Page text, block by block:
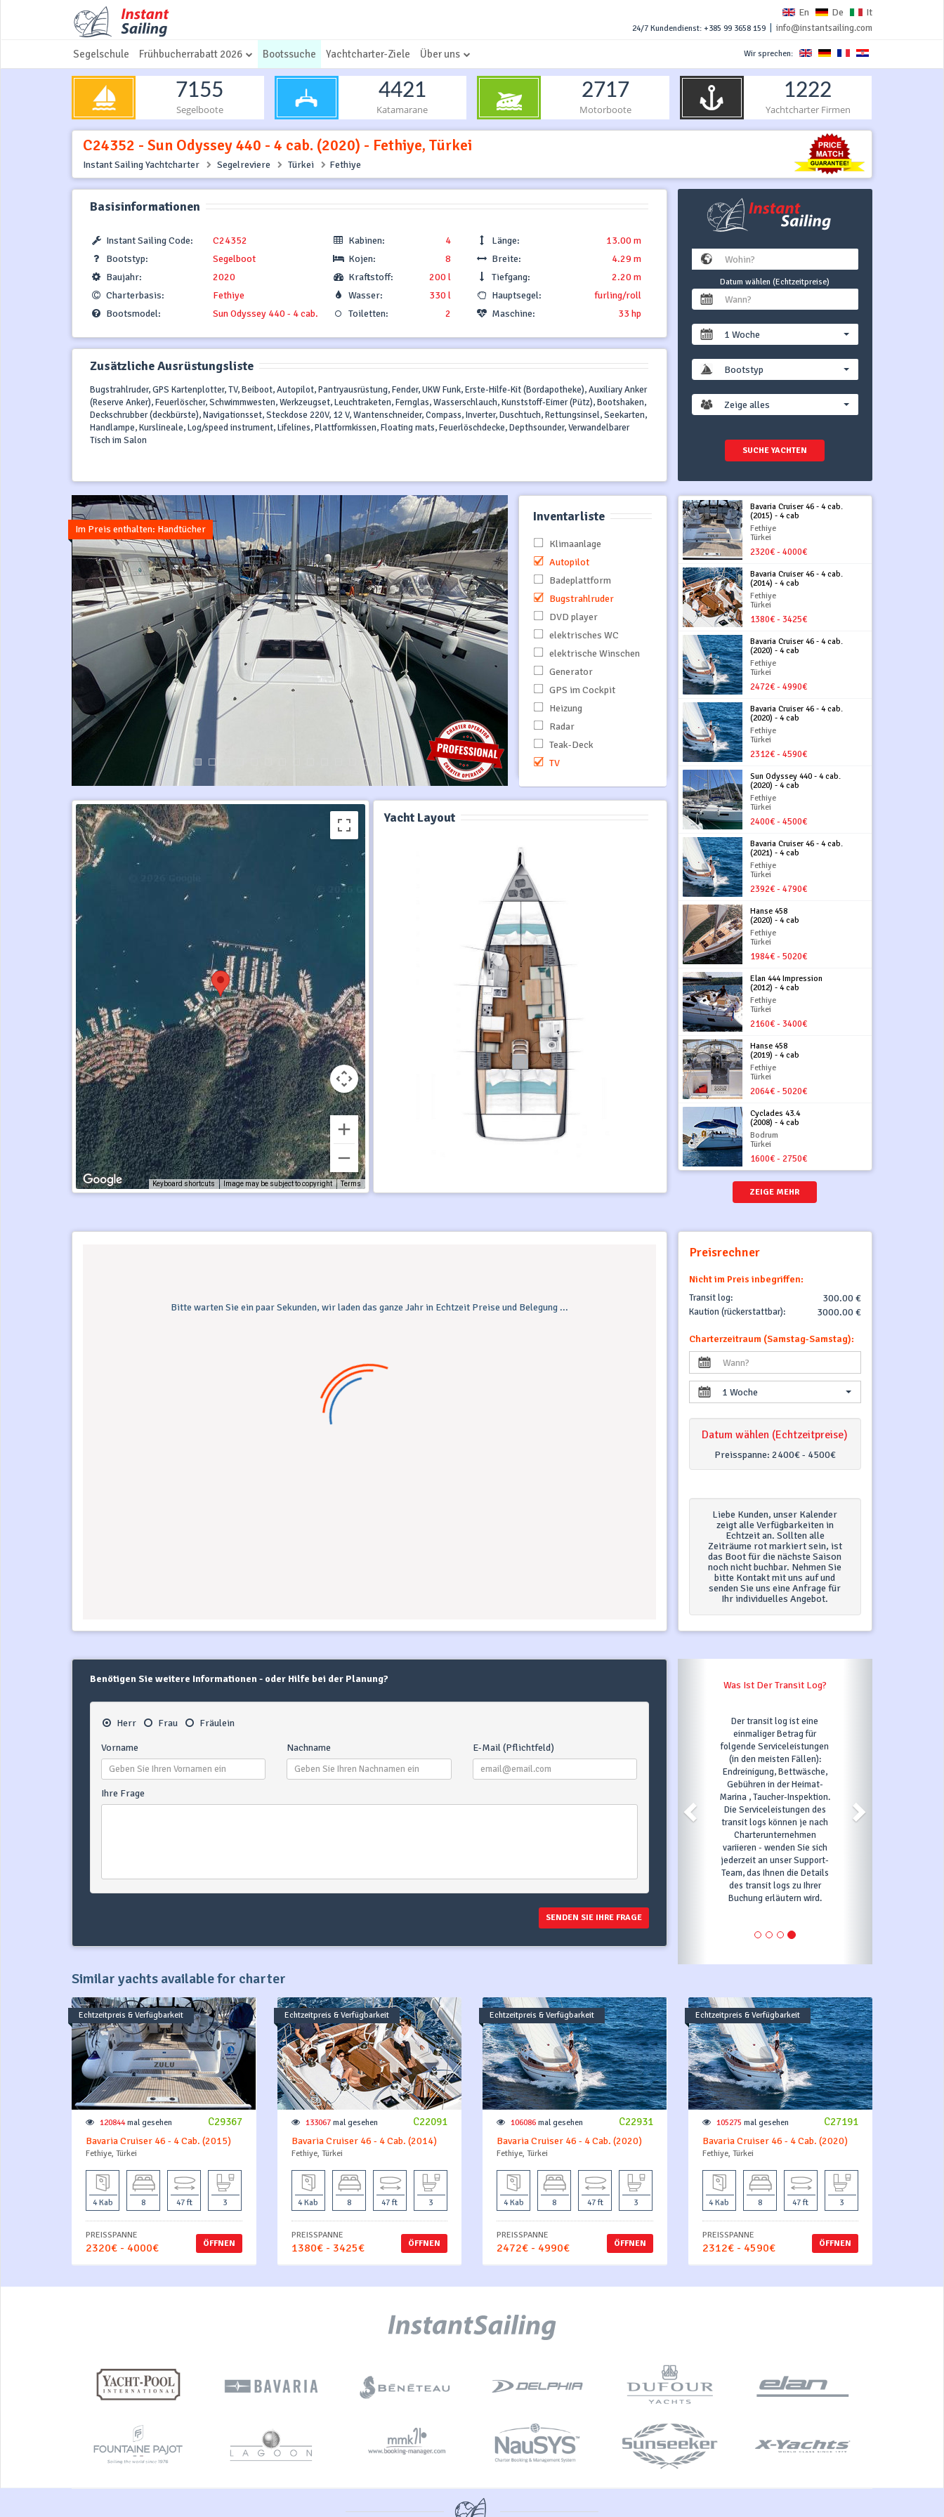
En De It
24/7 Kundendienst: +385 99 3658 159 info@instantsailing.com
Wir sprechen:
Segelschule Frühbucherrabatt 2026 Bootssuche Yachtcharter-Ziele Über uns
7155
Segelboote
4421
Katamarane
2717
Motorboote
1222
Yachtcharter Firmen
C24352 - Sun Odyssey 440 - 4 cab. (2020) - Fethiye, Türkei
Instant Sailing Yachtcharter Segelreviere Türkei Fethiye
Basisinformationen
Instant Sailing Code:
C24352
Bootstyp:
Segelboot
Baujahr:
2020
Charterbasis:
Fethiye
Bootsmodel:
Sun Odyssey 440 - 4 cab.
Kabinen:
4
Kojen:
8
Kraftstoff:
200 l
Wasser:
330 l
Toiletten:
2
Länge:
13.00 m
Breite:
4.29 m
Tiefgang:
2.20 m
Hauptsegel:
furling/roll
Maschine:
33 hp
Zusätzliche Ausrüstungsliste
Bugstrahlruder, GPS Kartenplotter, TV, Beiboot, Autopilot, Pantryausrüstung, Fender, UKW Funk, Erste-Hilfe-Kit (Bordapotheke), Auxiliary Anker
(Reserve Anker), Feuerlöscher, Schwimmwesten, Werkzeugset, Leuchtraketen, Fernglas, Wasserschlauch, Kunststoff-Eimer (Pütz), Bootshaken,
Deckschrubber (deckbürste), Navigationsset, Steckdose 220V, 12 V, Wantenschneider, Compass, Inverter, Duschtuch, Rettungsinsel, Seekarten,
Handlampe, Kurslineale, Log/speed instrument, Lifelines, Plattformkissen, Floating mats, Feuerlöschdecke, Depthsounder, Verwandelbarer
Tisch im Salon
Datum wählen (Echtzeitpreise)
1 Woche
Bootstyp
Zeige alles
SUCHE YACHTEN
Im Preis enthalten: Handtücher
Inventarliste
Klimaanlage
Autopilot
Badeplattform
Bugstrahlruder
DVD player
elektrisches WC
elektrische Winschen
Generator
GPS im Cockpit
Heizung
Radar
Teak-Deck
TV
Keyboard shortcuts Image may be subject to copyright Terms
Yacht Layout
Bavaria Cruiser 46 - 4 cab.
(2015) - 4 cab
Fethiye
Türkei
2320€ - 4000€
Bavaria Cruiser 46 - 4 cab.
(2014) - 4 cab
Fethiye
Türkei
1380€ - 3425€
Bavaria Cruiser 46 - 4 cab.
(2020) - 4 cab
Fethiye
Türkei
2472€ - 4990€
Bavaria Cruiser 46 - 4 cab.
(2020) - 4 cab
Fethiye
Türkei
2312€ - 4590€
Sun Odyssey 440 - 4 cab.
(2020) - 4 cab
Fethiye
Türkei
2400€ - 4500€
Bavaria Cruiser 46 - 4 cab.
(2021) - 4 cab
Fethiye
Türkei
2392€ - 4790€
Hanse 458
(2020) - 4 cab
Fethiye
Türkei
1984€ - 5020€
Elan 444 Impression
(2012) - 4 cab
Fethiye
Türkei
2160€ - 3400€
Hanse 458
(2019) - 4 cab
Fethiye
Türkei
2064€ - 5020€
Cyclades 43.4
(2008) - 4 cab
Bodrum
Türkei
1600€ - 2750€
ZEIGE MEHR
Bitte warten Sie ein paar Sekunden, wir laden das ganze Jahr in Echtzeit Preise und Belegung ...
Preisrechner
Nicht im Preis inbegriffen:
Transit log: 300.00 €
Kaution (rückerstattbar): 3000.00 €
Charterzeitraum (Samstag-Samstag):
1 Woche
Datum wählen (Echtzeitpreise)
Preisspanne: 2400€ - 4500€
Liebe Kunden, unser Kalender
zeigt alle Verfügbarkeiten in
Echtzeit an. Sollten alle
Zeiträume rot markiert sein, ist
das Boot für die nächste Saison
noch nicht buchbar. Nehmen Sie
bitte Kontakt mit uns auf und
senden Sie uns eine Anfrage für
Ihr individuelles Angebot.
Benötigen Sie weitere Informationen - oder Hilfe bei der Planung?
Herr Frau Fräulein
Vorname Nachname E-Mail (Pflichtfeld)
Ihre Frage
SENDEN SIE IHRE FRAGE
Was Passiert, Wenn Ich Auf
Sobald Sie auf den Button
Jetzt buchen klicken und alle
erforderlichen Felder
ausfüllen, bestätigen wir Ihre
Anfrage und automatisch ist
das gewünschte Boot für 3
Tage unter Option, d.h. in
diesem Zeitraum kann es von
niemand anderem gebucht
werden. Innerhalb dieser 3
Tage müssen Sie, um Ihre
Buchung zu bestätigen, die
erste Zahlung wie im
Zahlungsplan angegeben
folgende Serviceleistungen
(in den meisten Fällen):
Marina , Taucher-Inspektion.
Die Serviceleistungen des
transit logs können je nach
jederzeit an unser Support-
Team, das Ihnen die Details
Similar yachts available for charter
Echtzeitpreis & Verfügbarkeit
C29367
120844mal gesehen
Bavaria Cruiser 46 - 4 Cab. (2015)
Fethiye, Türkei
4 Kab 8 47 ft 3
ÖFFNEN
PREISSPANNE
2320€ - 4000€
Echtzeitpreis & Verfügbarkeit
C22091
133067mal gesehen
Bavaria Cruiser 46 - 4 Cab. (2014)
Fethiye, Türkei
4 Kab 8 47 ft 3
ÖFFNEN
PREISSPANNE
1380€ - 3425€
Echtzeitpreis & Verfügbarkeit
C22931
106086 mal gesehen
Bavaria Cruiser 46 - 4 Cab. (2020)
Fethiye, Türkei
4 Kab 8 47 ft 3
ÖFFNEN
PREISSPANNE
2472€ - 4990€
Echtzeitpreis & Verfügbarkeit
C27191
105275 mal gesehen
Bavaria Cruiser 46 - 4 Cab. (2020)
Fethiye, Türkei
4 Kab 8 47 ft 3
ÖFFNEN
PREISSPANNE
2312€ - 4590€